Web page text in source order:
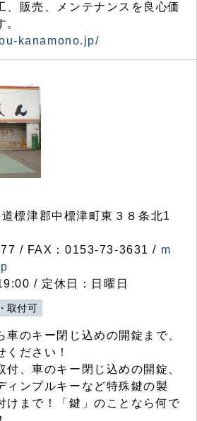
、販売、メンテナンスを良心価
kanamono.jp/
標津郡中標津町東３８条北1
/ FAX：0153-73-3631 / m
/ 定休日：日曜日
取付可
車のキー閉じ込めの開錠まで、
ください！
付、車のキー閉じ込めの開錠、
ィンプルキーなど特殊鍵の製
けまで！「鍵」のことなら何で